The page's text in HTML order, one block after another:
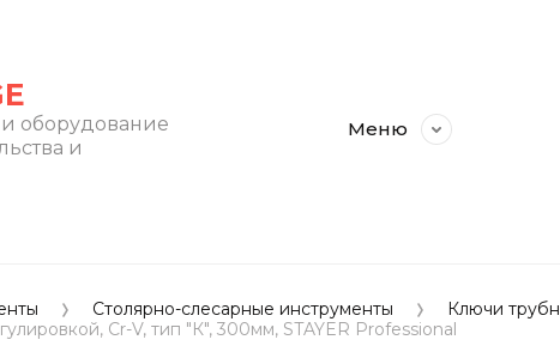
оборудование
и
Меню
Столярно-слесарные инструменты
Ключи
Cr-V, тип "К", 300мм, STAYER Professional